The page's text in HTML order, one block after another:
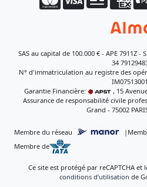
SAS au capital de 100.000 € - APE 7911Z -
34
N° d'immatriculation au registre des
Garantie Financière:
, 15
Assurance de responsabilité civile
Grand - 75002
Membre du réseau |
Membre de
Ce site est protégé par reCAPTCHA et
conditions d’utilisation de